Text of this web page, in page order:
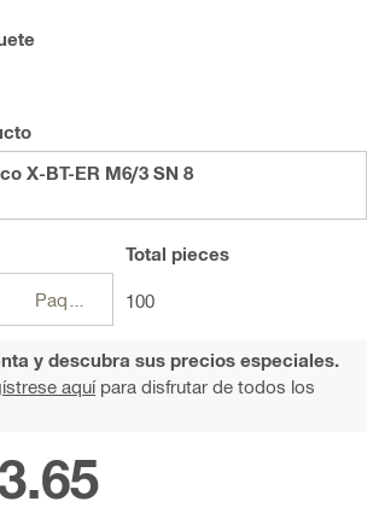
X-BT-ER M6/3 SN 8
Total pieces
100
y descubra sus precios especiales.
aquípara disfrutar de todos los